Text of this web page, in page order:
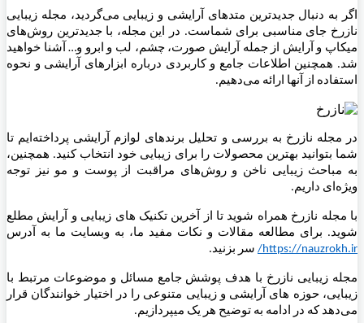
اگر به دنبال جدیدترین متدهای آرایشی و زیبایی می‌گردید، مجله زیبایی
نازرخ جای مناسبی برای شماست. در این مجله، با جدیدترین روش‌های
میکاپ و آرایش از جمله آرایش صورت، چشم، لب و ابرو و… آشنا خواهید
شد. همچنین اطلاعات جامع و کاربردی درباره ابزارهای آرایشی و نحوه
استفاده از آنها ارائه می‌دهیم.
در مجله نازرخ به بررسی و تحلیل برندهای لوازم آرایشی پرداخته‌ایم تا
شما بتوانید بهترین محصولات را برای زیبایی خود انتخاب کنید. همچنین،
به مباحث زیبایی ناخن و روش‌های مراقبت از پوست و مو نیز توجه
ویژه‌ای داریم.
با مجله نازرخ همراه شوید تا از آخرین تکنیک های زیبایی و آرایش مطلع
شوید. برای مطالعه مقالات و نکات مفید ما، به وبسایت ما به آدرس
https://nauzrokh.ir
/ سر بزنید.
مجله زیبایی نازرخ با هدف پوشش جامع مسائل و موضوعات مرتبط با
زیبایی، حوزه های آرایشی و زیبایی متنوعی را در اختیار خوانندگان قرار
می‌دهد که در ادامه به توضیح هر یک میپردازیم.